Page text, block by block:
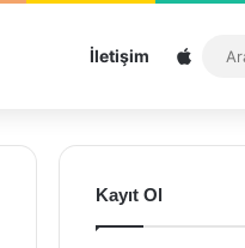
İletişim
Kayıt Ol